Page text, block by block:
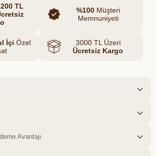
200 TL
%100Müşteri
Memnuniyeti
İçi Özel
3000 TL Üzeri
Ücretsiz Kargo
Avantajı